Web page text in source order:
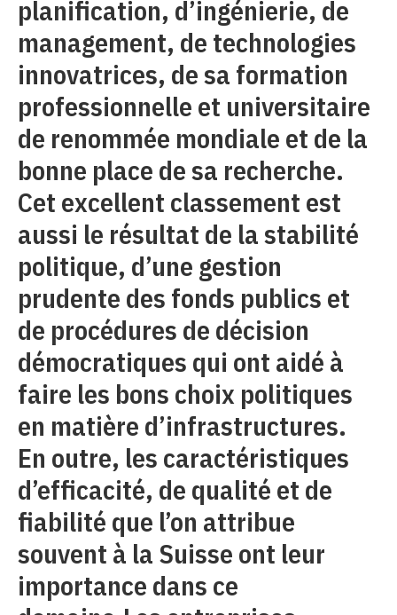
planification, d’ingénierie, de
management, de technologies
innovatrices, de sa formation
professionnelle et universitaire
de renommée mondiale et de la
bonne place de sa recherche.
Cet excellent classement est
aussi le résultat de la stabilité
politique, d’une gestion
prudente des fonds publics et
de procédures de décision
démocratiques qui ont aidé à
faire les bons choix politiques
en matière d’infrastructures.
En outre, les caractéristiques
d’efficacité, de qualité et de
fiabilité que l’on attribue
souvent à la Suisse ont leur
importance dans ce